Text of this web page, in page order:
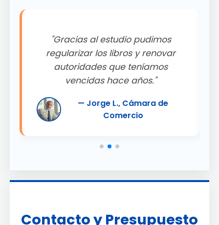
"Gracias al estudio pudimos
regularizar los libros y renovar
autoridades que teníamos
vencidas hace años."
— Jorge L., Cámara de
Comercio
Contacto y Presupuesto